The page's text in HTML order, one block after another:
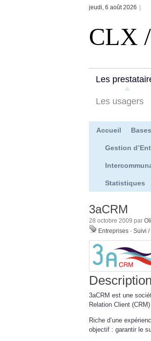
jeudi, 6 août 2026
CLX
Les
Les usagers
Accueil
Gestion
Statistiques
3aCRM
28 octobre 2009 par
Entreprises - Suivi /
Description
3aCRM est une
Relation Client (CRM)
Riche d’une
objectif : garantir le